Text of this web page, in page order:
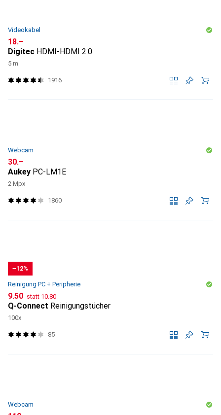
Videokabel
CHF
18.–
Digitec HDMI-HDMI 2.0
5 m
1916
Webcam
CHF
30.–
Aukey PC-LM1E
2 Mpx
1860
−12%
Reinigung PC + Peripherie
CHF
9.50 statt CHF
10.80
Q-Connect Reinigungstücher
100x
85
Webcam